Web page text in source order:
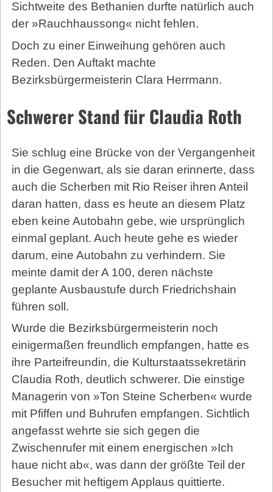
Sichtweite des Bethanien durfte natürlich auch
der »Rauchhaussong« nicht fehlen.
Doch zu einer Einweihung gehören auch
Reden. Den Auftakt machte
Bezirksbürgermeisterin Clara Herrmann.
Schwerer Stand für Claudia Roth
Sie schlug eine Brücke von der Vergangenheit
in die Gegenwart, als sie daran erinnerte, dass
auch die Scherben mit Rio Reiser ihren Anteil
daran hatten, dass es heute an diesem Platz
eben keine Autobahn gebe, wie ursprünglich
einmal ge­plant. Auch heute gehe es wieder
darum, eine Autobahn zu verhindern. Sie
meinte damit der A 100, deren nächste
geplante Ausbaustufe durch Friedrichshain
führen soll.
Wurde die Bezirksbürgermeisterin noch
einigermaßen freundlich empfangen, hatte es
ihre Parteifreundin, die Kulturstaatssekretärin
Claudia Roth, deutlich schwerer. Die einstige
Managerin von »Ton Steine Scherben« wurde
mit Pfiffen und Buhrufen empfangen. Sichtlich
angefasst wehrte sie sich gegen die
Zwischenrufer mit einem energischen »Ich
haue nicht ab«, was dann der größte Teil der
Besucher mit heftigem Applaus quittierte.